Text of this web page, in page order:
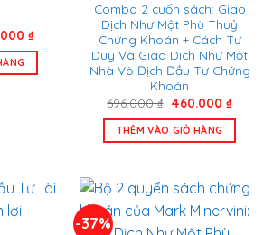
₫.
₫Giá
tại
Combo 2 cuốn sách: Giao
Dịch Như Một Phù Thuỷ
Chứng Khoán + Cách Tư
Duy Và Giao Dịch Như Một
Nhà Vô Địch Đầu Tư Chứng
Khoán
696.000₫ Giá
là:
696.000 ₫.
460.000 ₫Giá
tại
THÊM VÀO GIỎ HÀNG
-37%